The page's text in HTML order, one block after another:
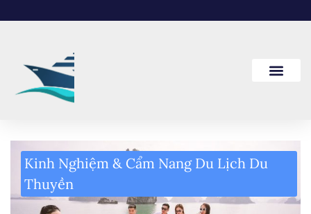
Kinh Nghiệm & Cẩm Nang Du Lịch Du
Thuyền